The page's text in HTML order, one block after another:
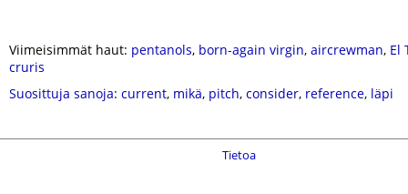
Viimeisimmät haut: pentanols, born-again virgin, aircrewman, El
cruris
Suosittuja sanoja: current, mikä, pitch, consider, reference, läpi
Tietoa